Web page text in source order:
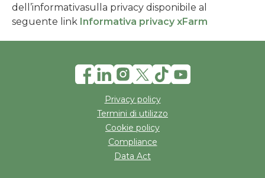
dell’informativasulla privacy disponibile al
seguente link Informativa privacy xFarm
Privacy policy
Termini di utilizzo
Cookie policy
Compliance
Data Act